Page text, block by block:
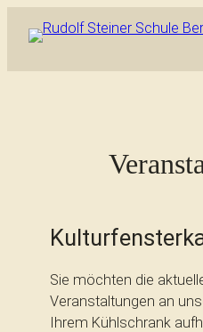
Sie möchten die
Veranstaltungen an
Ihrem Kühlschrank